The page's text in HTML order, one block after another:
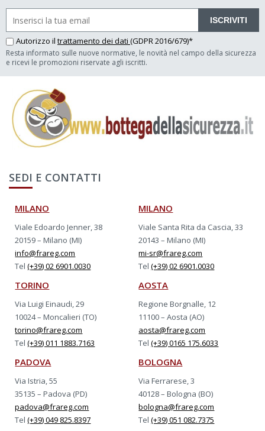
ISCRIVITI
Autorizzo il trattamento dei dati (GDPR 2016/679)*
Resta informato sulle nuove normative, le novità nel campo della sicurezza
e ricevi le promozioni riservate agli iscritti.
SEDI E CONTATTI
MILANO
Viale Edoardo Jenner, 38
20159 – Milano (MI)
info@frareg.com
Tel(+39) 02 6901.0030
MILANO
Viale Santa Rita da Cascia, 33
20143 – Milano (MI)
mi-sr@frareg.com
Tel(+39) 02 6901.0030
TORINO
Via Luigi Einaudi, 29
10024 – Moncalieri (TO)
torino@frareg.com
Tel(+39) 011 1883.7163
AOSTA
Regione Borgnalle, 12
11100 – Aosta (AO)
aosta@frareg.com
Tel(+39) 0165 175.6033
PADOVA
Via Istria, 55
35135 – Padova (PD)
padova@frareg.com
Tel(+39) 049 825.8397
BOLOGNA
Via Ferrarese, 3
40128 – Bologna (BO)
bologna@frareg.com
Tel(+39) 051 082.7375